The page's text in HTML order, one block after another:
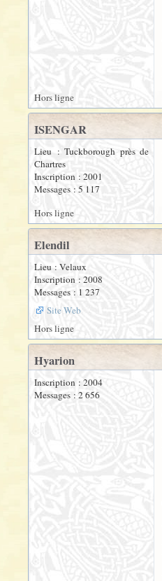
Hors ligne
ISENGAR
Lieu : Tuckborough près de
Chartres
Inscription : 2001
Messages : 5 117
Hors ligne
Elendil
Lieu : Velaux
Inscription : 2008
Messages : 1 237
Site Web
Hors ligne
Hyarion
Inscription : 2004
Messages : 2 656